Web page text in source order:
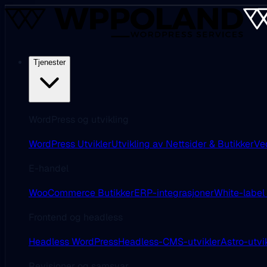
Tjenester
WordPress UtviklerUtvikling av Nettsider & Butikker
WooCommerce ButikkerERP-integrasjonerWhite-label
Headless WordPressHeadless-CMS-utviklerAstro-